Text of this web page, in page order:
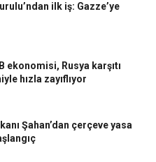
ilk iş: Gazze’ye
ekonomisi, Rusya karşıtı
hızla zayıflıyor
Şahan’dan çerçeve yasa